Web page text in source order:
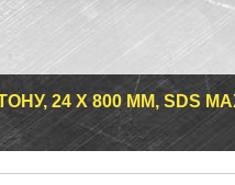
24 Х 800 ММ, SDS